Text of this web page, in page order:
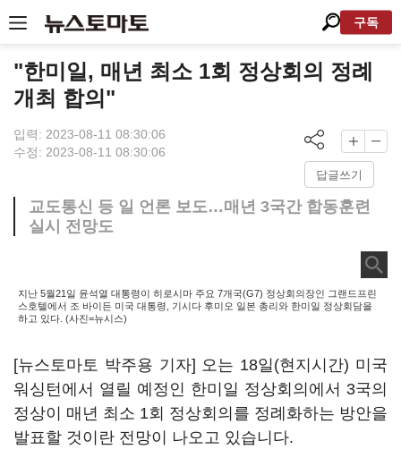
구독
"한미일, 매년 최소 1회 정상회의 정례
개최 합의"
입력: 2023-08-11 08:30:06
수정: 2023-08-11 08:30:06
답글쓰기
교도통신 등 일 언론 보도…매년 3국간 합동훈련
실시 전망도
지난 5월21일 윤석열 대통령이 히로시마 주요 7개국(G7) 정상회의장인 그랜드프린
스호텔에서 조 바이든 미국 대통령, 기시다 후미오 일본 총리와 한미일 정상회담을
하고 있다. (사진=뉴시스)
[뉴스토마토 박주용 기자] 오는 18일(현지시간) 미국
워싱턴에서 열릴 예정인 한미일 정상회의에서 3국의
정상이 매년 최소 1회 정상회의를 정례화하는 방안을
발표할 것이란 전망이 나오고 있습니다.